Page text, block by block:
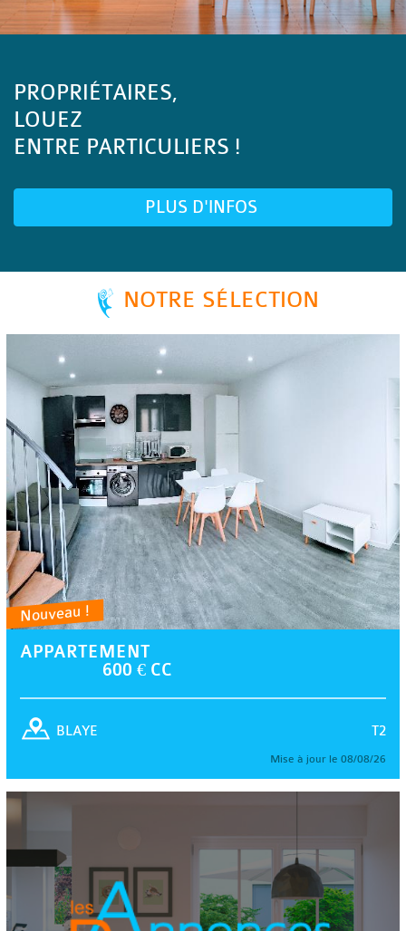
PROPRIÉTAIRES,
LOUEZ
ENTRE PARTICULIERS !
PLUS D'INFOS
NOTRE SÉLECTION
Nouveau !
APPARTEMENT
600 € CC
T2
BLAYE
Mise à jour le 08/08/26